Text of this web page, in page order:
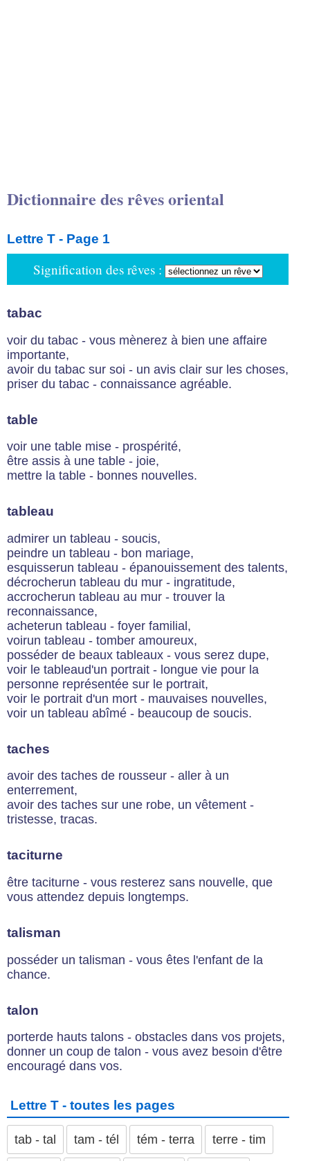
Dictionnaire des rêves oriental
Lettre T - Page 1
Signification des rêves :
tabac
voir du tabac - vous mènerez à bien une affaire
importante,
avoir du tabac sur soi - un avis clair sur les choses,
priser du tabac - connaissance agréable.
table
voir une table mise - prospérité,
être assis à une table - joie,
mettre la table - bonnes nouvelles.
tableau
admirer un tableau - soucis,
peindre un tableau - bon mariage,
esquisserun tableau - épanouissement des talents,
décrocherun tableau du mur - ingratitude,
accrocherun tableau au mur - trouver la
reconnaissance,
acheterun tableau - foyer familial,
voirun tableau - tomber amoureux,
posséder de beaux tableaux - vous serez dupe,
voir le tableaud'un portrait - longue vie pour la
personne représentée sur le portrait,
voir le portrait d'un mort - mauvaises nouvelles,
voir un tableau abîmé - beaucoup de soucis.
taches
avoir des taches de rousseur - aller à un
enterrement,
avoir des taches sur une robe, un vêtement -
tristesse, tracas.
taciturne
être taciturne - vous resterez sans nouvelle, que
vous attendez depuis longtemps.
talisman
posséder un talisman - vous êtes l'enfant de la
chance.
talon
porterde hauts talons - obstacles dans vos projets,
donner un coup de talon - vous avez besoin d'être
encouragé dans vos.
Lettre T - toutes les pages
tab - tal tam - tél tém - terra terre - tim